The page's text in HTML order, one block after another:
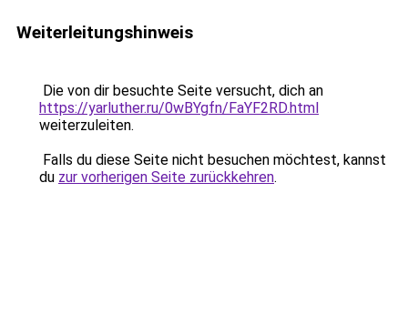
Weiterleitungshinweis
Die von dir besuchte Seite versucht, dich an
https://yarluther.ru/0wBYgfn/FaYF2RD.html
weiterzuleiten.
Falls du diese Seite nicht besuchen möchtest, kannst
du zur vorherigen Seite zurückkehren.